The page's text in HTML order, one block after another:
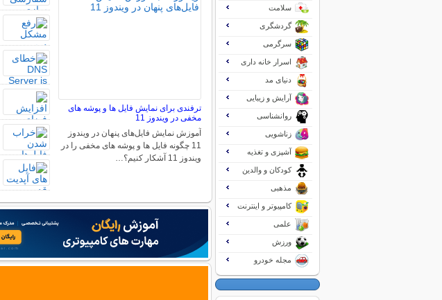
ترفندی برای نمایش فایل ها و پوشه های
مخفی در ویندوز 11
آموزش نمایش فایل‌های پنهان در ویندوز
11 چگونه فایل ها و پوشه های مخفی را در
ویندوز 11 آشکار کنیم؟…
سلامت
گردشگری
سرگرمی
اسرار خانه داری
دنیای مد
آرایش و زیبایی
روانشناسی
زناشویی
آشپزی و تغذیه
کودکان و والدین
مذهبی
کامپیوتر و اینترنت
علمی
ورزش
مجله خودرو